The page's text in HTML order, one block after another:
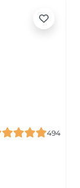
494